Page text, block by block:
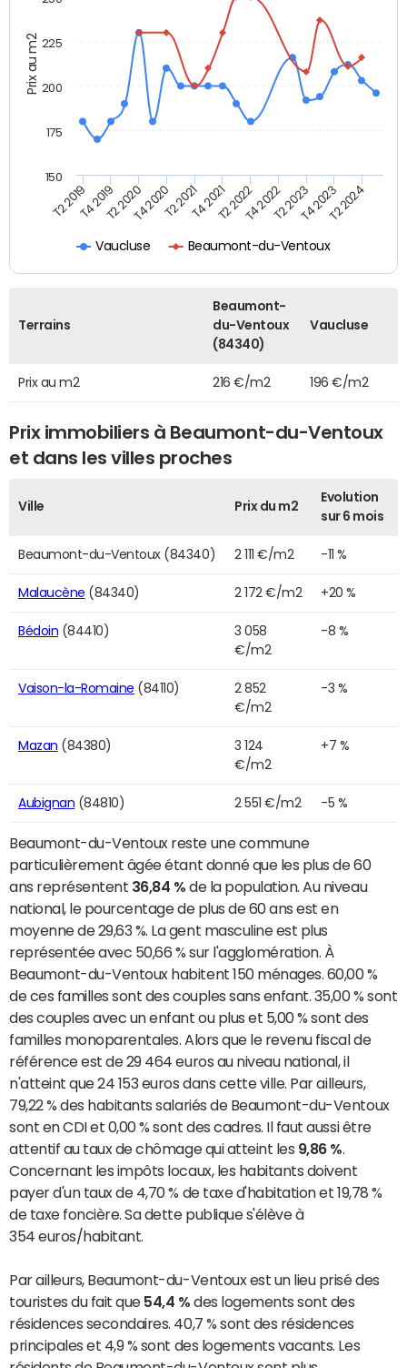
Prix au m2
Vaucluse Beaumont-du-Ventoux
T2 2019T4 2019T2 2020T4 2020T2 2021T4 2021T2 2022T4 2022T2 2023T4 2023T2 2024
150
175
200
225
Terrains
Beaumont-
du-Ventoux
(84340)
Vaucluse
Prix au m2 216 €/m2 196 €/m2
Prix immobiliers à Beaumont-du-Ventoux
et dans les villes proches
Ville Prix du m2
Evolution
sur 6 mois
Beaumont-du-Ventoux (84340) 2 111 €/m2 -11 %
Malaucène (84340) 2 172 €/m2 +20 %
Bédoin (84410)
3 058
€/m2
-8 %
Vaison-la-Romaine (84110)
2 852
€/m2
-3 %
Mazan (84380)
3 124
€/m2
+7 %
Aubignan (84810) 2 551 €/m2 -5 %
Beaumont-du-Ventoux reste une commune
particulièrement âgée étant donné que les plus de 60
ans représentent 36,84 % de la population. Au niveau
national, le pourcentage de plus de 60 ans est en
moyenne de 29,63 %. La gent masculine est plus
représentée avec 50,66 % sur l'agglomération. À
Beaumont-du-Ventoux habitent 150 ménages. 60,00 %
de ces familles sont des couples sans enfant. 35,00 % sont
des couples avec un enfant ou plus et 5,00 % sont des
familles monoparentales. Alors que le revenu fiscal de
référence est de 29 464 euros au niveau national, il
n'atteint que 24 153 euros dans cette ville. Par ailleurs,
79,22 % des habitants salariés de Beaumont-du-Ventoux
sont en CDI et 0,00 % sont des cadres. Il faut aussi être
attentif au taux de chômage qui atteint les 9,86 %.
Concernant les impôts locaux, les habitants doivent
payer d'un taux de 4,70 % de taxe d'habitation et 19,78 %
de taxe foncière. Sa dette publique s'élève à
354 euros/habitant.
Par ailleurs, Beaumont-du-Ventoux est un lieu prisé des
touristes du fait que 54,4 % des logements sont des
résidences secondaires. 40,7 % sont des résidences
principales et 4,9 % sont des logements vacants. Les